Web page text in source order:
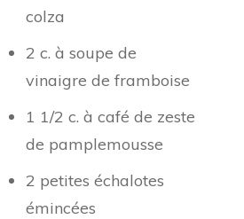
colza
2 c. à soupe de
vinaigre de framboise
1 1/2 c. à café de zeste
de pamplemousse
2 petites échalotes
émincées